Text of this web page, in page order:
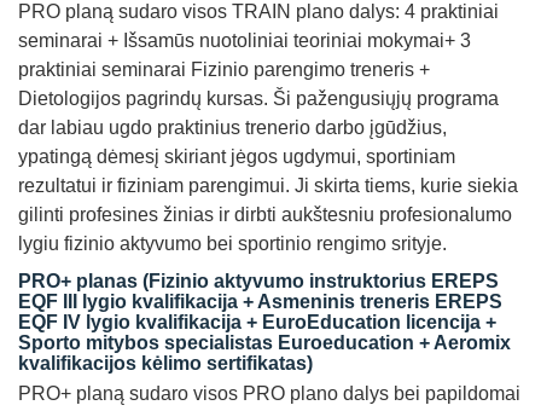
PRO planą sudaro visos TRAIN plano dalys: 4 praktiniai
seminarai + Išsamūs nuotoliniai teoriniai mokymai+ 3
praktiniai seminarai Fizinio parengimo treneris +
Dietologijos pagrindų kursas. Ši pažengusiųjų programa
dar labiau ugdo praktinius trenerio darbo įgūdžius,
ypatingą dėmesį skiriant jėgos ugdymui, sportiniam
rezultatui ir fiziniam parengimui. Ji skirta tiems, kurie siekia
gilinti profesines žinias ir dirbti aukštesniu profesionalumo
lygiu fizinio aktyvumo bei sportinio rengimo srityje.
PRO+ planas (Fizinio aktyvumo instruktorius EREPS
EQF III lygio kvalifikacija + Asmeninis treneris EREPS
EQF IV lygio kvalifikacija + EuroEducation licencija +
Sporto mitybos specialistas Euroeducation + Aeromix
kvalifikacijos kėlimo sertifikatas)
PRO+ planą sudaro visos PRO plano dalys bei papildomai